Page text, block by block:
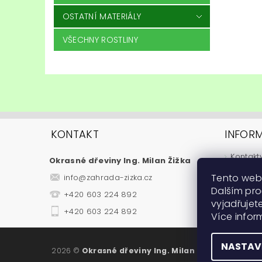
OSTATNÍ MATERIÁLY
VŠECHNY ROSTLINY
KONTAKT
Okrasné dřeviny Ing. Milan Žižka
info@zahrada-zizka.cz
+420 603 224 892
+420 603 224 892
2026 © Okrasné dřeviny Ing. Milan Žižka , všechna
Tento
Dalším
Více